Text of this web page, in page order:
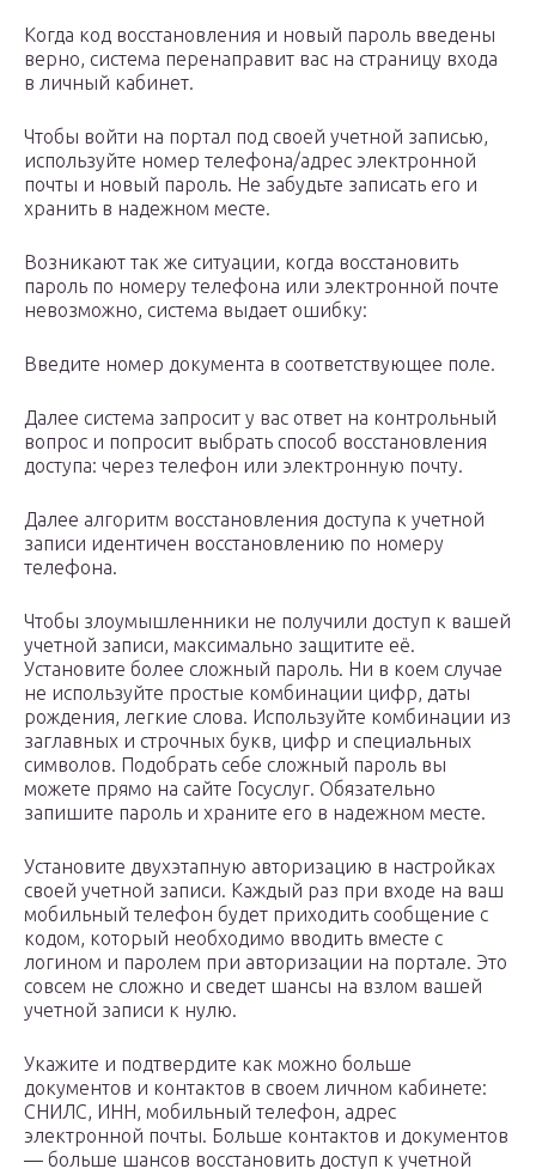
Когда код восстановления и новый пароль введены
верно, система перенаправит вас на страницу входа
в личный кабинет.
Чтобы войти на портал под своей учетной записью,
используйте номер телефона/адрес электронной
почты и новый пароль. Не забудьте записать его и
хранить в надежном месте.
Возникают так же ситуации, когда восстановить
пароль по номеру телефона или электронной почте
невозможно, система выдает ошибку:
Введите номер документа в соответствующее поле.
Далее система запросит у вас ответ на контрольный
вопрос и попросит выбрать способ восстановления
доступа: через телефон или электронную почту.
Далее алгоритм восстановления доступа к учетной
записи идентичен восстановлению по номеру
телефона.
Чтобы злоумышленники не получили доступ к вашей
учетной записи, максимально защитите её.
Установите более сложный пароль. Ни в коем случае
не используйте простые комбинации цифр, даты
рождения, легкие слова. Используйте комбинации из
заглавных и строчных букв, цифр и специальных
символов. Подобрать себе сложный пароль вы
можете прямо на сайте Госуслуг. Обязательно
запишите пароль и храните его в надежном месте.
Установите двухэтапную авторизацию в настройках
своей учетной записи. Каждый раз при входе на ваш
мобильный телефон будет приходить сообщение с
кодом, который необходимо вводить вместе с
логином и паролем при авторизации на портале. Это
совсем не сложно и сведет шансы на взлом вашей
учетной записи к нулю.
Укажите и подтвердите как можно больше
документов и контактов в своем личном кабинете:
СНИЛС, ИНН, мобильный телефон, адрес
электронной почты. Больше контактов и документов
— больше шансов восстановить доступ к учетной